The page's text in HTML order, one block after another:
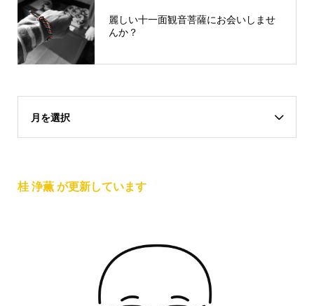
麗しい十一面観音菩薩にお会いしませ
んか？
月を選択
桂 浄薫 が更新しています